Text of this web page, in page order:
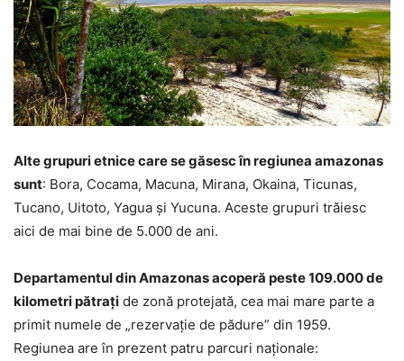
Alte grupuri etnice care se găsesc în regiunea amazonas
sunt: Bora, Cocama, Macuna, Mirana, Okaina, Ticunas,
Tucano, Uitoto, Yagua și Yucuna. Aceste grupuri trăiesc
aici de mai bine de 5.000 de ani.
Departamentul din Amazonas acoperă peste 109.000 de
kilometri pătraţi de zonă protejată, cea mai mare parte a
primit numele de „rezervaţie de pădure” din 1959.
Regiunea are în prezent patru parcuri naţionale: